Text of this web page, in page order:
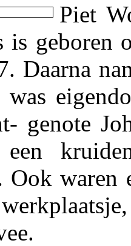
Piet
is geboren
Daarna
genote
waren